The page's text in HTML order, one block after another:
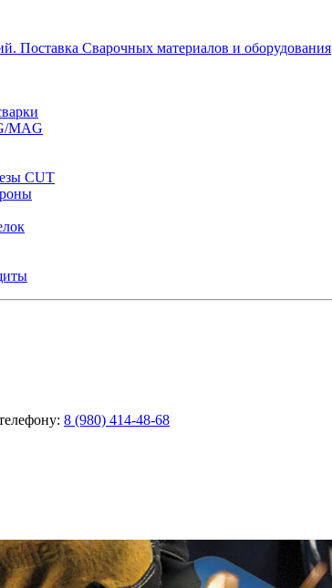
Поставка Сварочных материалов и оборудования
MAG
CUT
8 (980) 414-48-68